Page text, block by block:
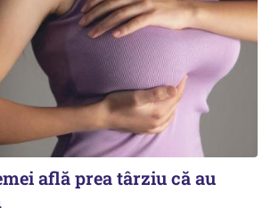
află prea târziu că au